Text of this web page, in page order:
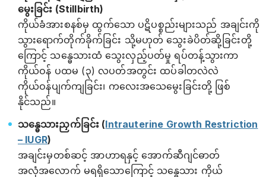
မွေးခြင်း (Stillbirth)
ကိုယ်ခံအားစနစ်မှ ထွက်သော ပဋိပစ္စည်းများသည် အချင်းကို
သွားရောက်တိုက်ခိုက်ခြင်း သို့မဟုတ် သွေးခဲပိတ်ဆို့ခြင်းတို့
ကြောင့် သန္ဓေသားထံ သွေးလှည့်ပတ်မှု ရပ်တန့်သွားကာ
ကိုယ်ဝန် ပထမ (၃) လပတ်အတွင်း ထပ်ခါတလဲလဲ
ကိုယ်ဝန်ပျက်ကျခြင်း၊ ကလေးအသေမွေးခြင်းတို့ ဖြစ်
နိုင်သည်။
သန္ဓေသားညှက်ခြင်း (Intrauterine Growth Restriction
– IUGR)
အချင်းမှတစ်ဆင့် အာဟာရနှင့် အောက်ဆီဂျင်ဓာတ်
အလုံအလောက် မရရှိသောကြောင့် သန္ဓေသား ကိုယ်